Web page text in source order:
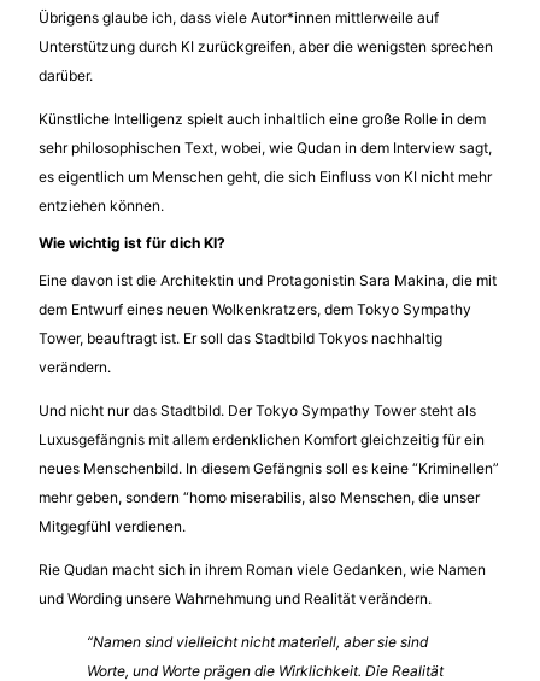
Übrigens glaube ich, dass viele Autor*innen mittlerweile auf
Unterstützung durch KI zurückgreifen, aber die wenigsten sprechen
darüber.
Künstliche Intelligenz spielt auch inhaltlich eine große Rolle in dem
sehr philosophischen Text, wobei, wie Qudan in dem Interview sagt,
es eigentlich um Menschen geht, die sich Einfluss von KI nicht mehr
entziehen können.
Wie wichtig ist für dich KI?
Eine davon ist die Architektin und Protagonistin Sara Makina, die mit
dem Entwurf eines neuen Wolkenkratzers, dem Tokyo Sympathy
Tower, beauftragt ist. Er soll das Stadtbild Tokyos nachhaltig
verändern.
Und nicht nur das Stadtbild. Der Tokyo Sympathy Tower steht als
Luxusgefängnis mit allem erdenklichen Komfort gleichzeitig für ein
neues Menschenbild. In diesem Gefängnis soll es keine “Kriminellen”
mehr geben, sondern “homo miserabilis, also Menschen, die unser
Mitgegfühl verdienen.
Rie Qudan macht sich in ihrem Roman viele Gedanken, wie Namen
und Wording unsere Wahrnehmung und Realität verändern.
“Namen sind vielleicht nicht materiell, aber sie sind
Worte, und Worte prägen die Wirklichkeit. Die Realität